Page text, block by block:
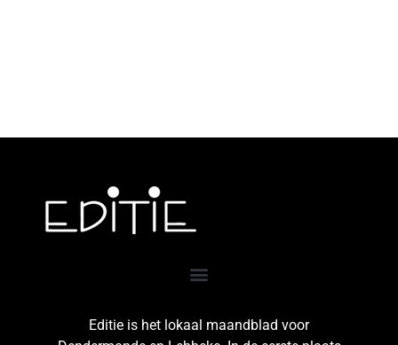
Editie is het lokaal maandblad voor